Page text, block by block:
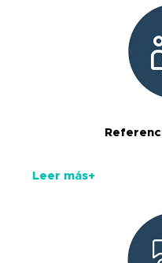
Leer más+